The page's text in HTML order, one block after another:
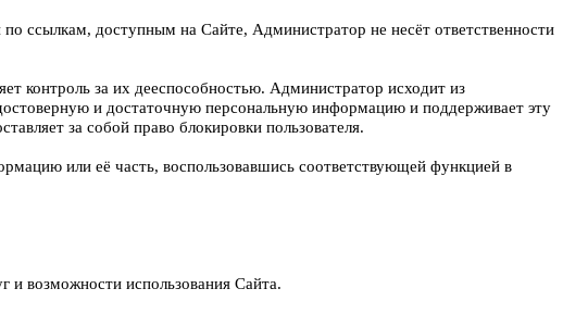
ссылкам, доступным на Сайте, Администратор не несёт ответственности
контроль за их дееспособностью. Администратор исходит из
достоверную и достаточную персональную информацию и поддерживает эту
за собой право блокировки пользователя.
или её часть, воспользовавшись соответствующей функцией в
и возможности использования Сайта.